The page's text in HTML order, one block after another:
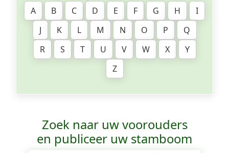
A
B C D E F G H
I
J
K L M N O P
Q
R
S T U V W X
Y
Z
Zoek naar uw voorouders
en publiceer uw stamboom